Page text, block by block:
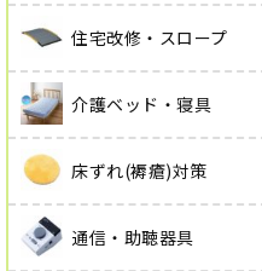
住宅改修・スロープ
介護ベッド・寝具
床ずれ(褥瘡)対策
通信・助聴器具